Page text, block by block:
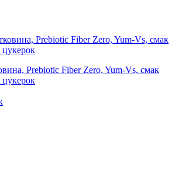
Prebiotic Fiber Zero, Yum-Vs, смак
цукерок